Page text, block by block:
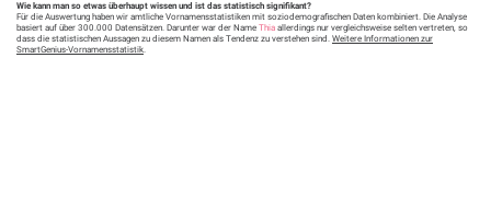
Wie kann man so etwas überhaupt wissen und ist das statistisch signifikant?
Für die Auswertung haben wir amtliche Vornamensstatistiken mit soziodemografischen Daten kombiniert. Die Analyse
basiert auf über 300.000 Datensätzen. Darunter war der Name Thia allerdings nur vergleichsweise selten vertreten, so
dass die statistischen Aussagen zu diesem Namen als Tendenz zu verstehen sind. Weitere Informationen zur
SmartGenius-Vornamensstatistik.